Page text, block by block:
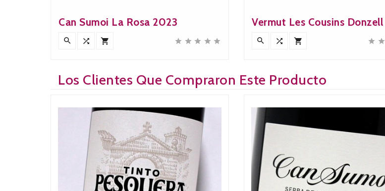
Can Sumoi La Rosa 2023
       
Vermut Les Cousins Donzell
    
Los Clientes Que Compraron Este Producto